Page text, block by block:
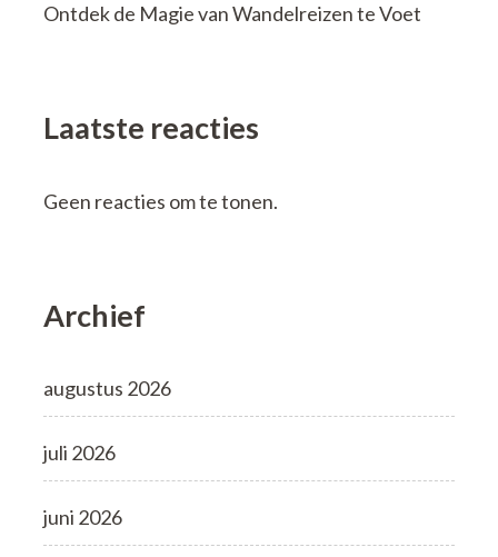
Ontdek de Magie van Wandelreizen te Voet
Laatste reacties
Geen reacties om te tonen.
Archief
augustus 2026
juli 2026
juni 2026